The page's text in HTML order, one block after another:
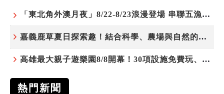
「東北角外澳月夜」8/22-8/23浪漫登場 串聯五漁村、音樂、市集、火舞與慢旅共度夏夜
嘉義鹿草夏日探索趣！結合科學、農場與自然的親子小旅行
高雄最大親子遊樂園8/8開幕！30項設施免費玩、YOYO家族嗨翻暑假
熱門新聞